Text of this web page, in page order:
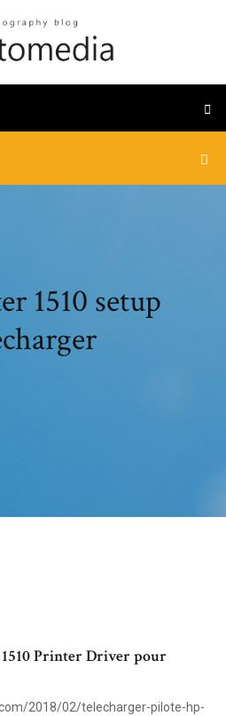
1510 setup
Printer Driver pour
2018/02/telecharger-pilote-hp-